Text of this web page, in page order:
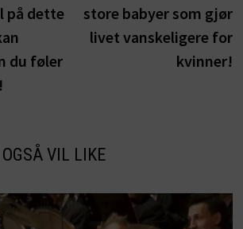
på dette
du føler
store babyer som gjør
livet vanskeligere for
kvinner!
VIL LIKE